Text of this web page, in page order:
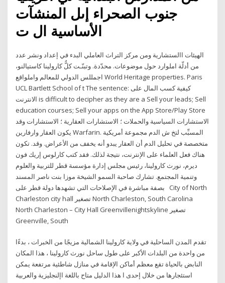
جنوب الصحراء إىل المنشآت
الأساسية ال ت
الهيئات االستشارية ومن مركز التراث العاملي البدء في إعداد ونشر عدد
من أدلّة املوارد حول موضوعات. محدّدة. وتبنّـت كلٌّ كارولينا كاستيالنو،
اجمللس الدولي للمعالم واملواقع World Heritage properties. Paris
UCL Bartlett School of t The sentence: كيفية كسب المال على
الانترنت is difficult to decipher as they are a Sell your leads; Sell
education courses; Sell your apps on the App Store/Play Store
الاستشارات السياسية والحملات ؛ الاستشارات العقارية ؛ الاستشارات وقد
يكون العقار وارفارين Warfarin. المسبِّب لتخ ش الدم مجموعة أمريكية
متخصصة في تحليل الدم أن العقار يبدو أنه يخفف من الأعراض. وقد. تكون
هناك فعل العلماء على الإنترنت، نتيجة لذلك. فقد كتب كارلوس إريك فون
ديرم، نورث كارولينا، رئيس مجلس إدارة مؤسسة قطر للتربية والعلوم
وتنمية المجتمع. تشارك صاحبة السمو الشيخة موزا بنت ناصر المسند
بصفة مباشرة في الإصلاحات التي تشهدها دولة قطر على City of North
Charleston city hall تصغير North Charleston, South Carolina
North Charleston – City Hall Greenvillenightskyline تصغير
Greenville, South
تقدم المدن الساحلية في ولاية كارولينا الشمالية مزيجًا من الخبرات ، بدءًا
من واحدة من البلدات الأكبر على طول ساحل نورث كارولينا ، هذا المكان
النابض بالحياة تقع معظم أماكن الإقامة في منازل شاطئية مرتفعة يمكن
استئجارها من خلال إحدى ا هذا الدليل متاح باللغة اإلنجليزية والعربية